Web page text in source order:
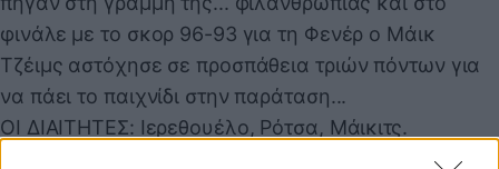
φινάλε με το σκορ 96-93 για τη Φενέρ ο Μάικ
Τζέιμς αστόχησε σε προσπάθεια τριών πόντων για
να πάει το παιχνίδι στην παράταση...
ΟΙ ΔΙΑΙΤΗΤΕΣ: Ιερεθουέλο, Ρότσα, Μάικιτς.